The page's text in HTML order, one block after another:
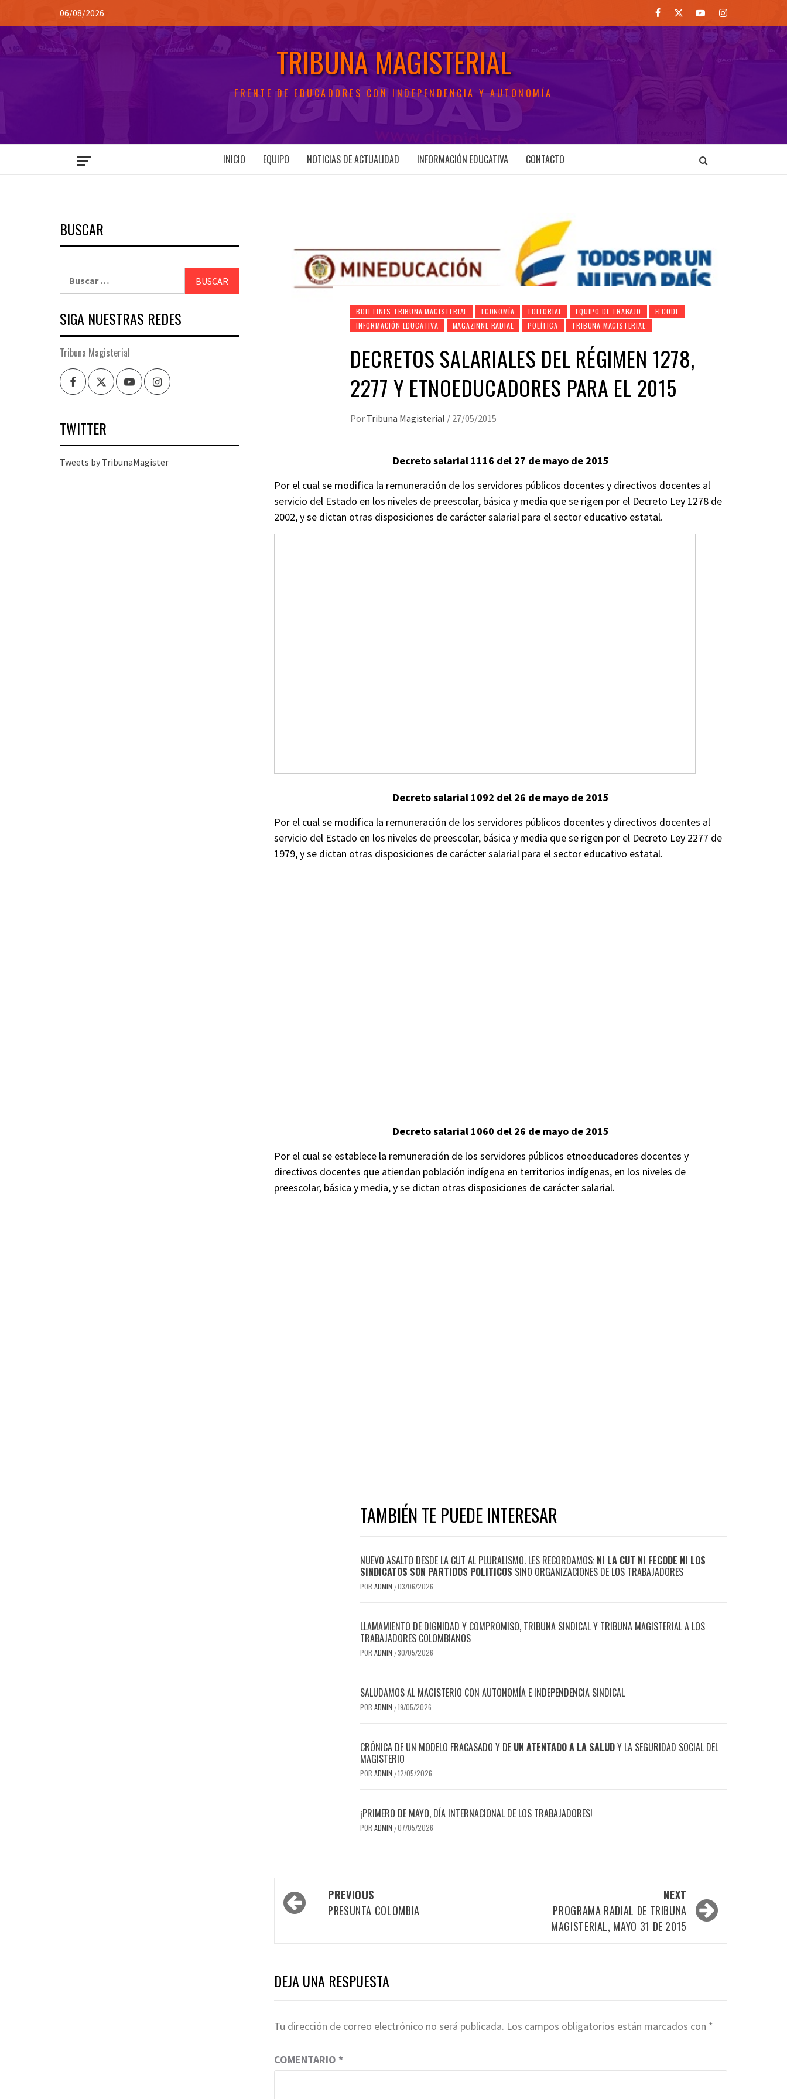
contenido
06/08/2026 FacebookTwitterYoutubeInstagram
TRIBUNA MAGISTERIAL
FRENTE DE EDUCADORES CON INDEPENDENCIA Y AUTONOMÍA
INICIO EQUIPO NOTICIAS DE ACTUALIDAD INFORMACIÓN EDUCATIVA CONTACTO
BOLETINES TRIBUNA MAGISTERIAL ECONOMÍA EDITORIAL EQUIPO DE TRABAJO
FECODE
INFORMACIÓN EDUCATIVA
MAGAZINNE RADIAL POLÍTICA TRIBUNA MAGISTERIAL
DECRETOS SALARIALES DEL RÉGIMEN 1278,
2277 Y ETNOEDUCADORES PARA EL 2015
Por Tribuna Magisterial / 27/05/2015
Decreto salarial 1116 del 27 de mayo de 2015
Por el cual se modifica la remuneración de los servidores públicos docentes y directivos docentes al
servicio del Estado en los niveles de preescolar, básica y media que se rigen por el Decreto Ley 1278 de
2002, y se dictan otras disposiciones de carácter salarial para el sector educativo estatal.
Decreto salarial 1092 del 26 de mayo de 2015
Por el cual se modifica la remuneración de los servidores públicos docentes y directivos docentes al
servicio del Estado en los niveles de preescolar, básica y media que se rigen por el Decreto Ley 2277 de
1979, y se dictan otras disposiciones de carácter salarial para el sector educativo estatal.
Decreto salarial 1060 del 26 de mayo de 2015
Por el cual se establece la remuneración de los servidores públicos etnoeducadores docentes y
directivos docentes que atiendan población indígena en territorios indígenas, en los niveles de
preescolar, básica y media, y se dictan otras disposiciones de carácter salarial.
TAMBIÉN TE PUEDE INTERESAR
NUEVO ASALTO DESDE LA CUT AL PLURALISMO. LES RECORDAMOS: NI LA CUT NI FECODE NI LOS
SINDICATOS SON PARTIDOS POLITICOS SINO ORGANIZACIONES DE LOS TRABAJADORES
POR ADMIN /03/06/2026
LLAMAMIENTO DE DIGNIDAD Y COMPROMISO, TRIBUNA SINDICAL Y TRIBUNA MAGISTERIAL A LOS
TRABAJADORES COLOMBIANOS
POR ADMIN /30/05/2026
SALUDAMOS AL MAGISTERIO CON AUTONOMÍA E INDEPENDENCIA SINDICAL
POR ADMIN /19/05/2026
CRÓNICA DE UN MODELO FRACASADO Y DE UN ATENTADO A LA SALUDY LA SEGURIDAD SOCIAL DEL
MAGISTERIO
POR ADMIN /12/05/2026
¡PRIMERO DE MAYO, DÍA INTERNACIONAL DE LOS TRABAJADORES!
POR ADMIN /07/05/2026
Post
navigation
PREVIOUS
PRESUNTA COLOMBIA
NEXT
PROGRAMA RADIAL DE TRIBUNA
MAGISTERIAL, MAYO 31 DE 2015
DEJA UNA RESPUESTA
Tu dirección de correo electrónico no será publicada. Los campos obligatorios están marcados con *
COMENTARIO *
BUSCAR
SIGA NUESTRAS REDES
Tribuna Magisterial
FacebookTwitterYoutubeInstagram
TWITTER
Tweets by TribunaMagister